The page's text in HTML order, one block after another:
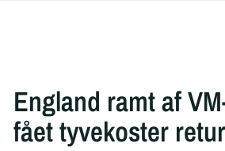
England ramt af
fået tyvekoster retur